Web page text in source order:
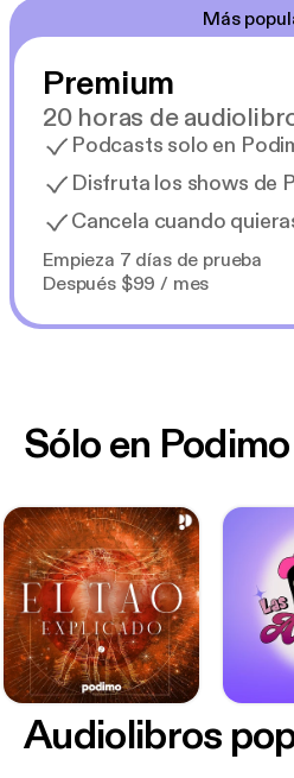
Más
Premium
20 horas de
Podcasts solo en
Disfruta los shows de
Cancela cuando
Empieza 7 días de prueba
Después $99 / mes
Sólo en Podimo
Audiolibros